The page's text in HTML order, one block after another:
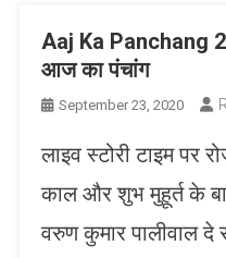
Aaj Ka Panchang
आज का पंचांग
September 23, 2020
लाइव स्टोरी टाइम पर
काल और शुभ मुहूर्त के
वरुण कुमार पालीवाल दे